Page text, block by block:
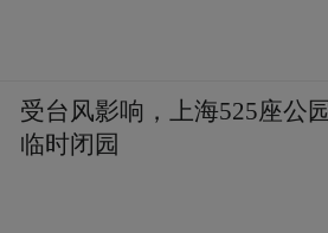
受台风影响，上海525座公园
临时闭园